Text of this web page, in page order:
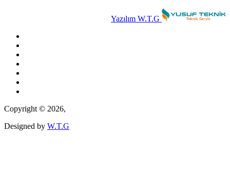
Yazılım W.T.G
Copyright © 2026,
Designed by W.T.G